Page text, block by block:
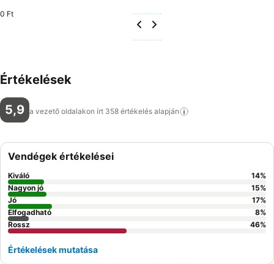
0 Ft
Értékelések
5,9 a vezető oldalakon írt 358 értékelés alapján
Vendégek értékelései
Kiváló 14%
Nagyon jó
15%
Jó
17%
Elfogadható
8%
Rossz
46%
Értékelések mutatása